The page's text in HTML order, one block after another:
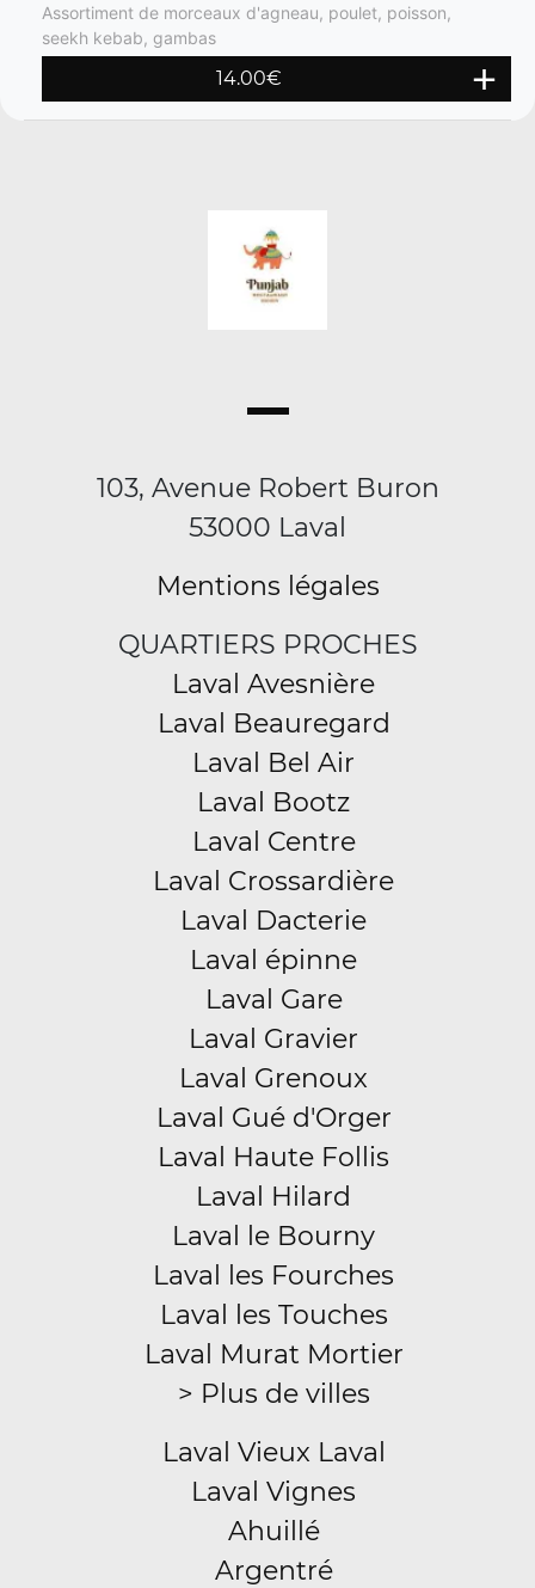
Assortiment de morceaux d'agneau, poulet, poisson,
seekh kebab, gambas
14.00€
103, Avenue Robert Buron
53000 Laval
Mentions légales
QUARTIERS PROCHES
Laval Avesnière
Laval Beauregard
Laval Bel Air
Laval Bootz
Laval Centre
Laval Crossardière
Laval Dacterie
Laval épinne
Laval Gare
Laval Gravier
Laval Grenoux
Laval Gué d'Orger
Laval Haute Follis
Laval Hilard
Laval le Bourny
Laval les Fourches
Laval les Touches
Laval Murat Mortier
> Plus de villes
Laval Vieux Laval
Laval Vignes
Ahuillé
Argentré